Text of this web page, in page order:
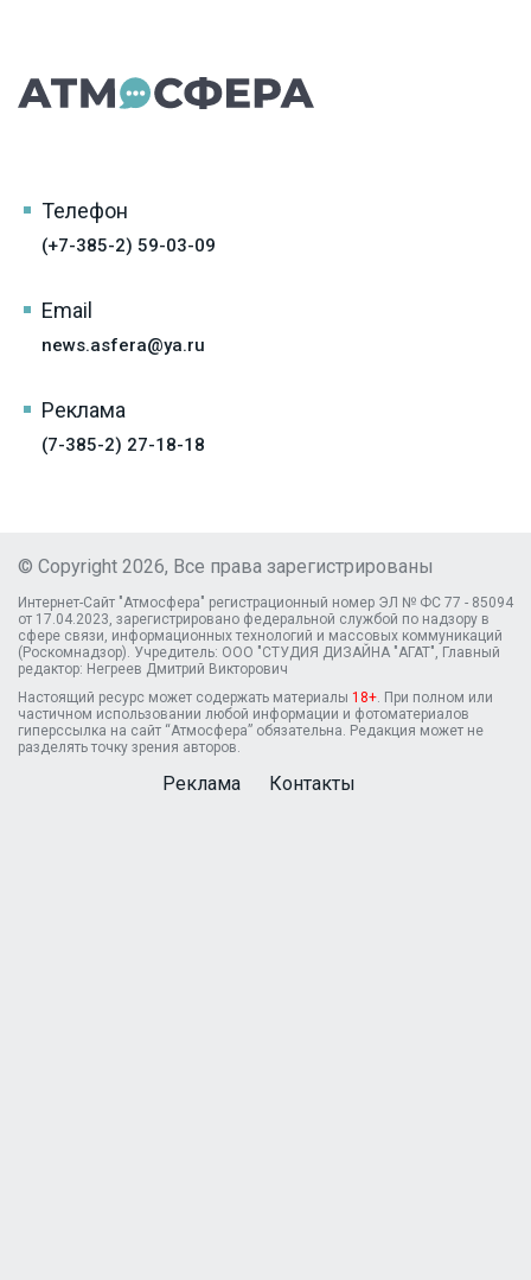
Телефон
(+7-385-2) 59-03-09
Email
news.asfera@ya.ru
Реклама
(7-385-2) 27-18-18
© Copyright 2026, Все права зарегистрированы
Интернет-Сайт "Атмосфера" регистрационный номер ЭЛ № ФС 77 - 85094
от 17.04.2023, зарегистрировано федеральной службой по надзору в
сфере связи, информационных технологий и массовых коммуникаций
(Роскомнадзор). Учредитель: ООО "СТУДИЯ ДИЗАЙНА "АГАТ", Главный
редактор: Негреев Дмитрий Викторович
Настоящий ресурс может содержать материалы 18+ . При полном или
частичном использовании любой информации и фотоматериалов
гиперссылка на сайт “Атмосфера” обязательна. Редакция может не
разделять точку зрения авторов.
Реклама Контакты